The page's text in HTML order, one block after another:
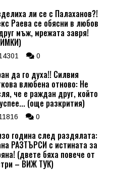
ли се с Палаханов?!
Раева се обясни в любов
мъж, мрежата завря!
0
да го духа!! Силвия
влюбена отново: Не
че е раждан друг, който
(още разкрития)
0
година след раздялата:
РАЗТЪРСИ с истината за
(двете бяха повече от
– ВИЖ ТУК)